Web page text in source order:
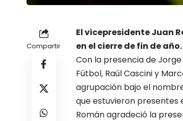
Compartir
El vicepresidente Juan
en el cierre de fin de año.
Con la presencia de
Fútbol, Raúl Cascini y
agrupación bajo el
que estuvieron presentes
Román agradeció la